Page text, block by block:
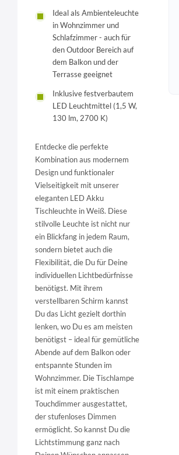
Ideal als Ambienteleuchte
in Wohnzimmer und
Schlafzimmer - auch für
den Outdoor Bereich auf
dem Balkon und der
Terrasse geeignet
Inklusive festverbautem
LED Leuchtmittel (1,5 W,
130 lm, 2700 K)
Entdecke die perfekte
Kombination aus modernem
Design und funktionaler
Vielseitigkeit mit unserer
eleganten LED Akku
Tischleuchte in Weiß. Diese
stilvolle Leuchte ist nicht nur
ein Blickfang in jedem Raum,
sondern bietet auch die
Flexibilität, die Du für Deine
individuellen Lichtbedürfnisse
benötigst. Mit ihrem
verstellbaren Schirm kannst
Du das Licht gezielt dorthin
lenken, wo Du es am meisten
benötigst – ideal für gemütliche
Abende auf dem Balkon oder
entspannte Stunden im
Wohnzimmer. Die Tischlampe
ist mit einem praktischen
Touchdimmer ausgestattet,
der stufenloses Dimmen
ermöglicht. So kannst Du die
Lichtstimmung ganz nach